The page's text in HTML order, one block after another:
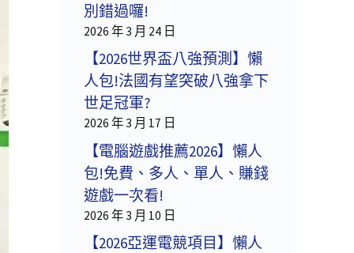
別錯過囉!
2026 年 3 月 24 日
【2026世界盃八強預測】懶
人包!法國有望突破八強拿下
世足冠軍?
2026 年 3 月 17 日
【電腦遊戲推薦2026】懶人
包!免費、多人、單人、賺錢
遊戲一次看!
2026 年 3 月 10 日
【2026亞運電競項目】懶人